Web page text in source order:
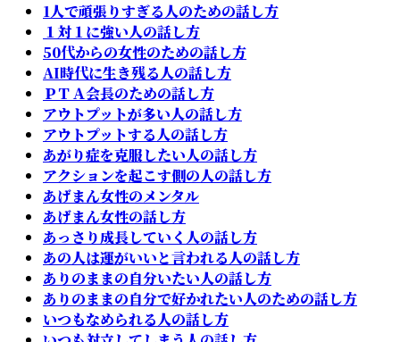
1人で頑張りすぎる人のための話し方
１対１に強い人の話し方
50代からの女性のための話し方
AI時代に生き残る人の話し方
ＰＴＡ会長のための話し方
アウトプットが多い人の話し方
アウトプットする人の話し方
あがり症を克服したい人の話し方
アクションを起こす側の人の話し方
あげまん女性のメンタル
あげまん女性の話し方
あっさり成長していく人の話し方
あの人は運がいいと言われる人の話し方
ありのままの自分いたい人の話し方
ありのままの自分で好かれたい人のための話し方
いつもなめられる人の話し方